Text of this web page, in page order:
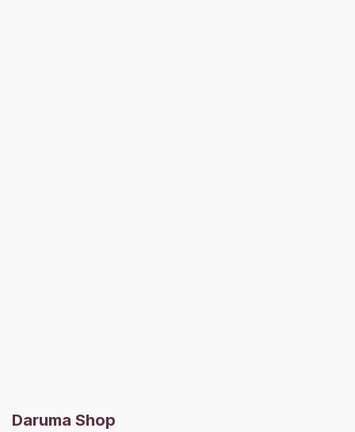
Daruma Shop